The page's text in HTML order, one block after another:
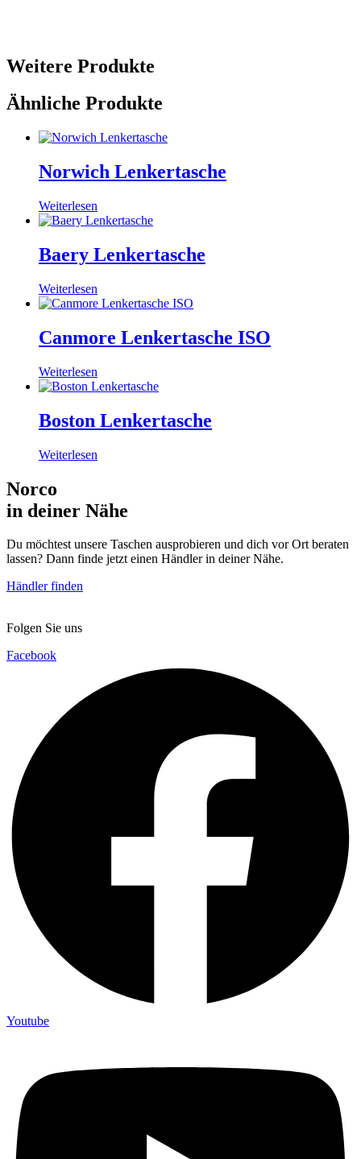
Weitere Produkte
Ähnliche Produkte
Norwich Lenkertasche
Weiterlesen
Baery Lenkertasche
Weiterlesen
Canmore Lenkertasche ISO
Weiterlesen
Boston Lenkertasche
Weiterlesen
Norco
in deiner Nähe
Du möchtest unsere Taschen ausprobieren und dich vor Ort beraten
lassen? Dann finde jetzt einen Händler in deiner Nähe.
Händler finden
Folgen Sie uns
Facebook
Youtube